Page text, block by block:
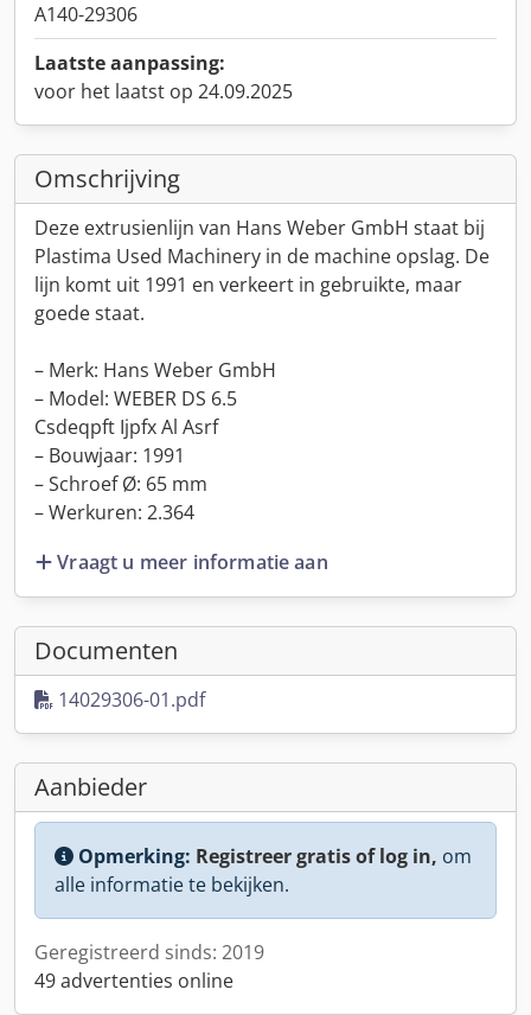
A140-29306
Laatste aanpassing:
voor het laatst op 24.09.2025
Omschrijving
Deze extrusienlijn van Hans Weber GmbH staat bij
Plastima Used Machinery in de machine opslag. De
lijn komt uit 1991 en verkeert in gebruikte, maar
goede staat.
– Merk: Hans Weber GmbH
– Model: WEBER DS 6.5
Csdeqpft Ijpfx Al Asrf
– Bouwjaar: 1991
– Schroef Ø: 65 mm
– Werkuren: 2.364
Vraagt u meer informatie aan
Documenten
14029306-01.pdf
Aanbieder
Opmerking: Registreer gratis of log in, om
alle informatie te bekijken.
Geregistreerd sinds: 2019
49 advertenties online